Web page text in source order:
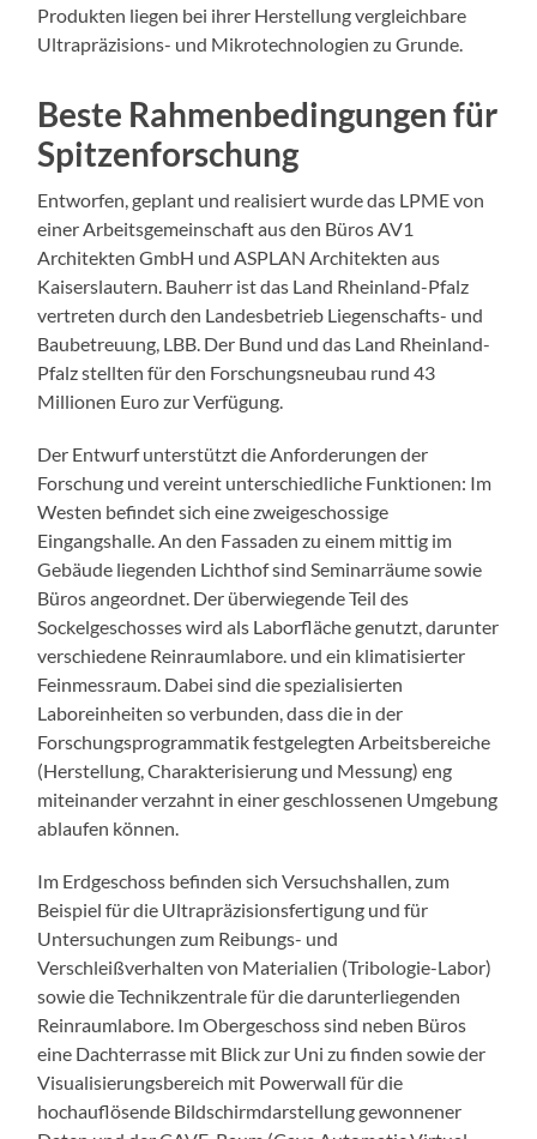
Produkten liegen bei ihrer Herstellung vergleichbare
Ultrapräzisions- und Mikrotechnologien zu Grunde.
Beste Rahmenbedingungen für
Spitzenforschung
Entworfen, geplant und realisiert wurde das LPME von
einer Arbeitsgemeinschaft aus den Büros AV1
Architekten GmbH und ASPLAN Architekten aus
Kaiserslautern. Bauherr ist das Land Rheinland-Pfalz
vertreten durch den Landesbetrieb Liegenschafts- und
Baubetreuung, LBB. Der Bund und das Land Rheinland-
Pfalz stellten für den Forschungsneubau rund 43
Millionen Euro zur Verfügung.
Der Entwurf unterstützt die Anforderungen der
Forschung und vereint unterschiedliche Funktionen: Im
Westen befindet sich eine zweigeschossige
Eingangshalle. An den Fassaden zu einem mittig im
Gebäude liegenden Lichthof sind Seminarräume sowie
Büros angeordnet. Der überwiegende Teil des
Sockelgeschosses wird als Laborfläche genutzt, darunter
verschiedene Reinraumlabore. und ein klimatisierter
Feinmessraum. Dabei sind die spezialisierten
Laboreinheiten so verbunden, dass die in der
Forschungsprogrammatik festgelegten Arbeitsbereiche
(Herstellung, Charakterisierung und Messung) eng
miteinander verzahnt in einer geschlossenen Umgebung
ablaufen können.
Im Erdgeschoss befinden sich Versuchshallen, zum
Beispiel für die Ultrapräzisionsfertigung und für
Untersuchungen zum Reibungs- und
Verschleißverhalten von Materialien (Tribologie-Labor)
sowie die Technikzentrale für die darunterliegenden
Reinraumlabore. Im Obergeschoss sind neben Büros
eine Dachterrasse mit Blick zur Uni zu finden sowie der
Visualisierungsbereich mit Powerwall für die
hochauflösende Bildschirmdarstellung gewonnener